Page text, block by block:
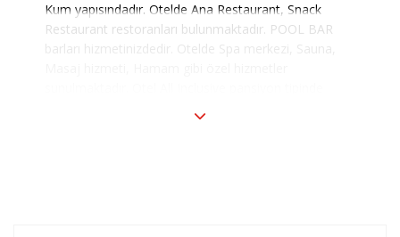
Kum yapısındadır. Otelde Ana Restaurant, Snack
Restaurant restoranları bulunmaktadır. POOL BAR
barları hizmetinizdedir. Otelde Spa merkezi, Sauna,